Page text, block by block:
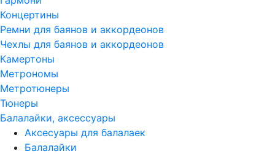
Концертины
Ремни для баянов и аккордеонов
Чехлы для баянов и аккордеонов
Камертоны
Метрономы
Метротюнеры
Тюнеры
Балалайки, аксессуары
Аксесуары для балалаек
Балалайки